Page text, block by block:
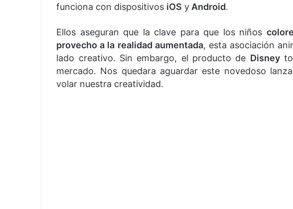
funciona con dispositivos iOS y Android.
Ellos aseguran que la clave para que los niños
provecho a la realidad aumentada, esta asociación
lado creativo. Sin embargo, el producto de Disney
mercado. Nos quedara aguardar este novedoso
volar nuestra creatividad.